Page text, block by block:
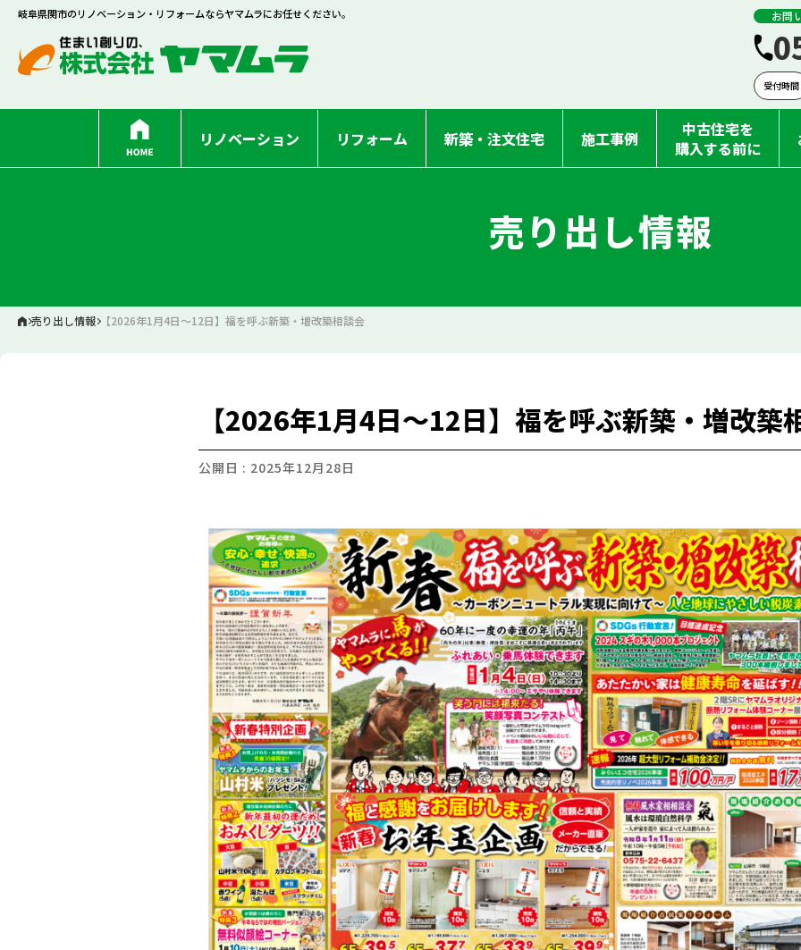
岐阜県関市のリノベーション・リフォームならヤマムラにお任せください。 お問
受付時間
リノベーション リフォーム 新築・注文住宅 施工事例
中古住宅を
購入する前に
売り出し情報
売り出し情報 【2026年1月4日〜12日】福を呼ぶ新築・増改築相談会
【2026年1月4日〜12日】福を呼ぶ新築・増改築
公開日 : 2025年12月28日